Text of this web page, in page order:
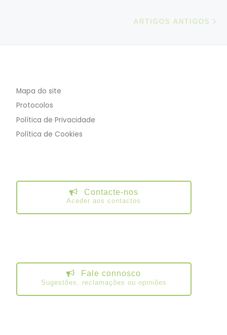
ARTIGOS ANTIGOS
Mapa do site
Protocolos
Política de Privacidade
Política de Cookies
Contacte-nos
Aceder aos contactos
Fale connosco
Sugestões, reclamações ou opiniões